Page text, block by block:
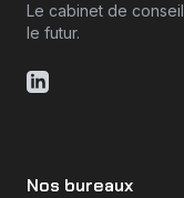
Le cabinet de
le futur.
Nos bureaux